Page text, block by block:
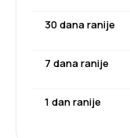
30 dana ranije
7 dana ranije
1 dan ranije